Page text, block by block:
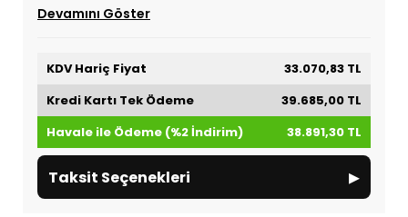
Devamını Göster
KDV Hariç Fiyat
33.070,83 TL
Kredi Kartı Tek Ödeme
39.685,00 TL
Havale ile Ödeme (%2 İndirim)
38.891,30 TL
Taksit Seçenekleri ▸